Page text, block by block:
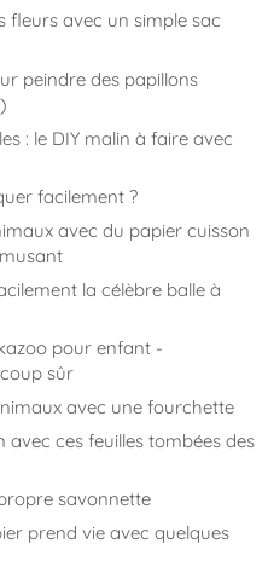
fleurs avec un simple sac
peindre des papillons
: le DIY malin à faire avec
facilement ?
avec du papier cuisson
la célèbre balle à
pour enfant -
sûr
avec une fourchette
avec ces feuilles tombées des
savonnette
prend vie avec quelques